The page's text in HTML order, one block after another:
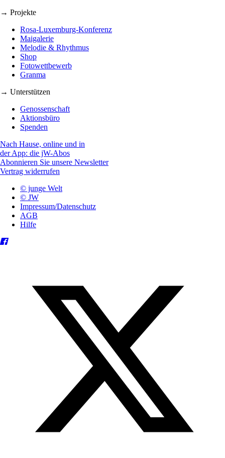
→ Projekte
Rosa-Luxemburg-Konferenz
Maigalerie
Melodie & Rhythmus
Shop
Fotowettbewerb
Granma
→ Unterstützen
Genossenschaft
Aktionsbüro
Spenden
Nach Hause, online und in
der App: die jW-Abos
Abonnieren Sie unsere Newsletter
Vertrag widerrufen
© junge Welt
© JW
Impressum/Datenschutz
AGB
Hilfe